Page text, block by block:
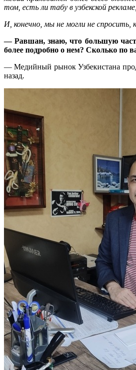
том, есть ли табу в узбекской
И, конечно, мы не могли не
— Равшан, знаю, что большую
более подробно о нем? Сколько по
— Медийный рынок Узбекистана
назад.